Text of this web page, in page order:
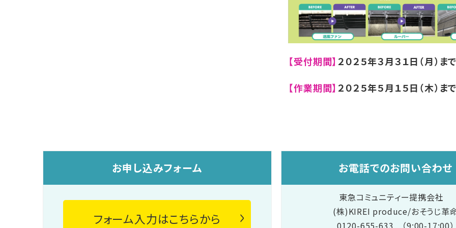
【受付期間】 ２０２５年３月３１日（月）ま
【作業期間】 ２０２５年５月１５日（木）ま
お申し込みフォーム
フォーム入力はこちらから
お電話でのお問い合わせ
東急コミュニティー提携会社
(株)KIREI produce/おそうじ革